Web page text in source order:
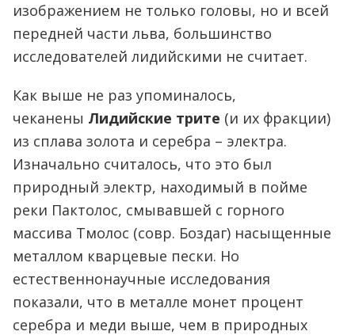
изображением не только головы, но и всей
передней части льва, большинство
исследователей лидийскими не считает.
Как выше не раз упоминалось,
чеканены Лидийские трите (и их фракции)
из сплава золота и серебра – электра.
Изначально считалось, что это был
природный электр, находимый в пойме
реки Пактолос, смывавшей с горного
массива Тмолос (совр. Боздаг) насыщенные
металлом кварцевые пески. Но
естественнонаучные исследования
показали, что в металле монет процент
серебра и меди выше, чем в природных